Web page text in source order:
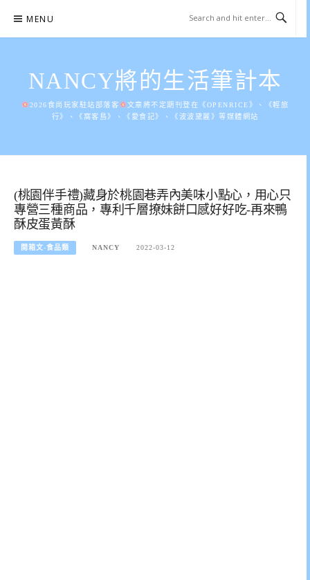
content
MENU
NANCY將的生活筆計本
2026食尚玩家駐站部落客
文章將不定期刊登在《OPENRICE》、《輕旅
行》、《窩客島》、《愛食記》、《波波黛麗》等媒體網站
(桃園伴手禮)藏身於桃園巷弄內美味小點心，用心只
專營三種商品，專利千層撩妹餅口感好好吃-再來鴨
酥皮蛋黃酥
開箱文-食品類 NANCY 2022-03-12